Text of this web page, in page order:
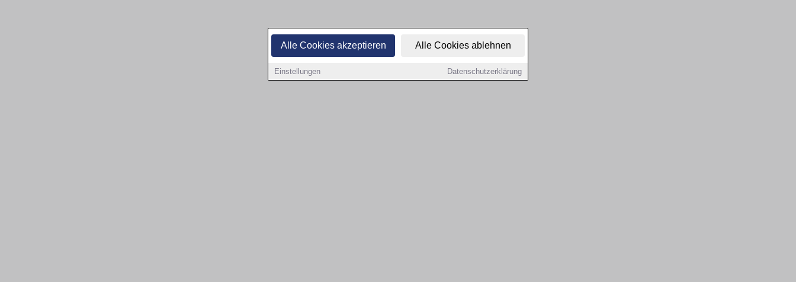
Alle Cookies akzeptieren Alle Cookies ablehnen
Einstellungen Datenschutzerklärung